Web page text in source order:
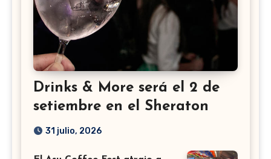
Drinks & More será el 2 de
setiembre en el Sheraton
31 julio, 2026